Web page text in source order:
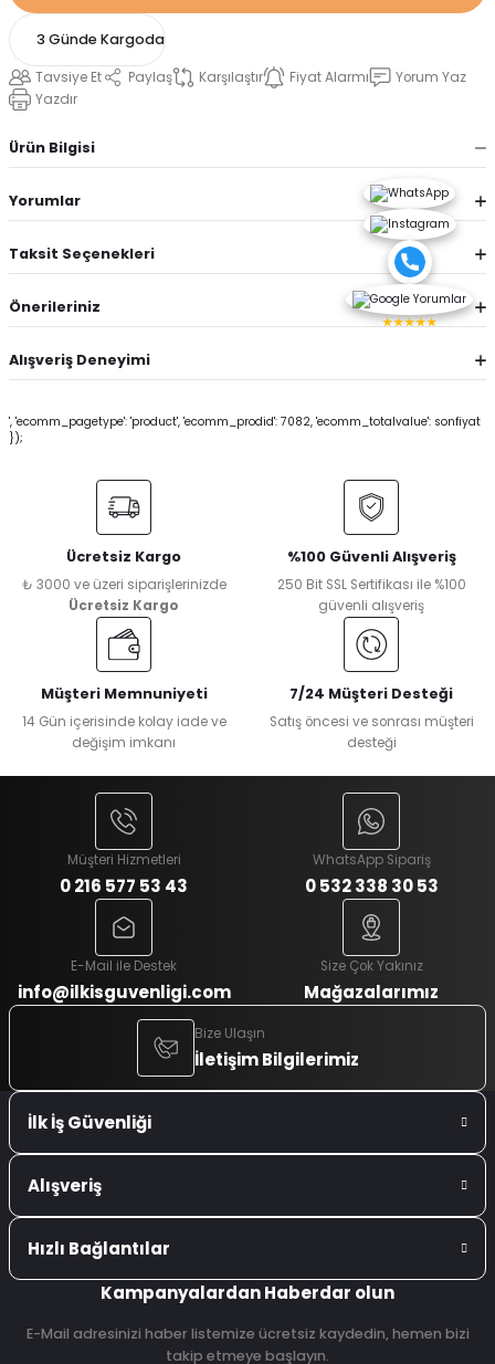
3 Günde Kargoda
Tavsiye Et Paylaş Karşılaştır Fiyat Alarmı
Yorum Yaz
Yazdır
Ürün Bilgisi
Yorumlar
Taksit Seçenekleri
Önerileriniz
Alışveriş Deneyimi
', 'ecomm_pagetype': 'product', 'ecomm_prodid': 7082, 'ecomm_totalvalue': sonfiyat
});
Ücretsiz Kargo
₺ 3000 ve üzeri siparişlerinizde
Ücretsiz Kargo
%100 Güvenli Alışveriş
250 Bit SSL Sertifikası ile %100
güvenli alışveriş
Müşteri Memnuniyeti
14 Gün içerisinde kolay iade ve
değişim imkanı
7/24 Müşteri Desteği
Satış öncesi ve sonrası müşteri
desteği
Müşteri Hizmetleri
0 216 577 53 43
WhatsApp Sipariş
0 532 338 30 53
E-Mail ile Destek
info@ilkisguvenligi.com
Size Çok Yakınız
Mağazalarımız
Bize Ulaşın
İletişim Bilgilerimiz
İlk İş Güvenliği
Alışveriş
Hızlı Bağlantılar
★★★★★
Kampanyalardan Haberdar olun
E-Mail adresinizi haber listemize ücretsiz kaydedin, hemen bizi
takip etmeye başlayın.